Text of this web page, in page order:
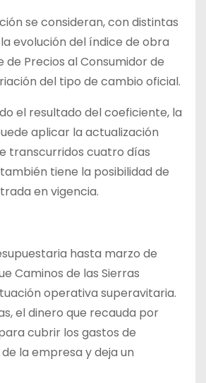
se consideran, con distintas
evolución del índice de obra
de Precios al Consumidor de
del tipo de cambio oficial.
el resultado del coeficiente, la
aplicar la actualización
transcurridos cuatro días
tiene la posibilidad de
en vigencia.
hasta marzo de
Caminos de las Sierras
operativa superavitaria.
el dinero que recauda por
cubrir los gastos de
la empresa y deja un